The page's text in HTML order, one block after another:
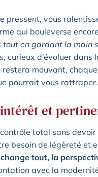
pressent, vous
qui bouleverse
tout en gardant la main
curieux d’évoluer dans
restera mouvant,
pourrait vous rattraper.
intérêt et
total sans
besoin de légèreté et
tout, la
avec la